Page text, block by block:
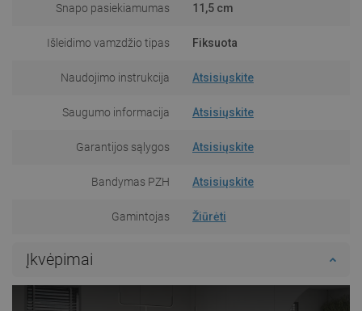
Snapo pasiekiamumas 11,5 cm
Išleidimo vamzdžio tipas Fiksuota
Naudojimo instrukcija Atsisiųskite
Saugumo informacija Atsisiųskite
Garantijos sąlygos Atsisiųskite
Bandymas PZH Atsisiųskite
Gamintojas Žiūrėti
Įkvėpimai